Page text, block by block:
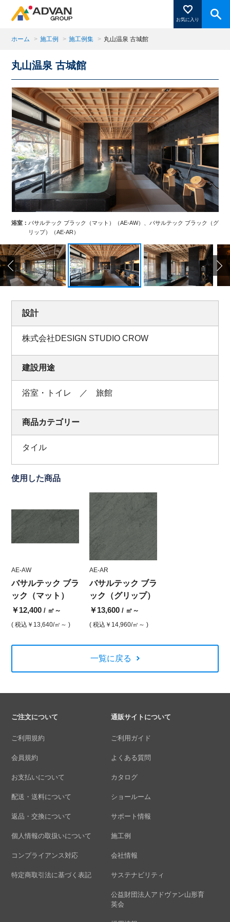
お気に入り
商品ページにある「お気に入り登録」を押すと登録した
商品がここに表示されます。
閉じる
ホーム > 施工例 > 施工例集 > 丸山温泉 古城館
丸山温泉 古城館
浴室： バサルテック ブラック（マット）（AE-AW）、バサルテック ブラック（グ
リップ）（AE-AR）
設計
株式会社DESIGN STUDIO CROW
建設用途
浴室・トイレ ／ 旅館
商品カテゴリー
タイル
使用した商品
AE-AW
バサルテック ブラ
ック（マット）
￥12,400/ ㎡～
( 税込 ￥13,640/㎡～ )
AE-AR
バサルテック ブラ
ック（グリップ）
￥13,600/ ㎡～
( 税込 ￥14,960/㎡～ )
一覧に戻る
ご注文について
ご利用規約
会員規約
お支払いについて
配送・送料について
返品・交換について
個人情報の取扱いについて
コンプライアンス対応
特定商取引法に基づく表記
通販サイトについて
ご利用ガイド
よくある質問
カタログ
ショールーム
サポート情報
施工例
会社情報
サステナビリティ
公益財団法人アドヴァン山形育
英会